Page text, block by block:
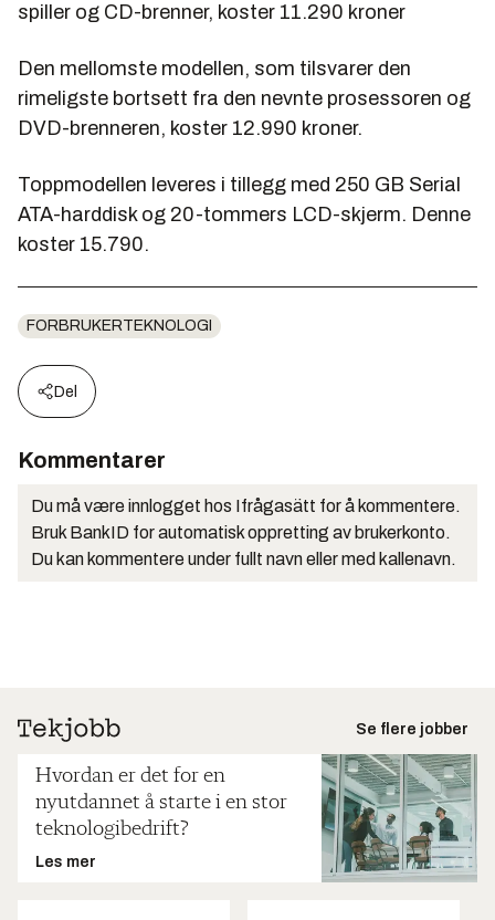
spiller og CD-brenner, koster 11.290 kroner
Den mellomste modellen, som tilsvarer den
rimeligste bortsett fra den nevnte prosessoren og
DVD-brenneren, koster 12.990 kroner.
Toppmodellen leveres i tillegg med 250 GB Serial
ATA-harddisk og 20-tommers LCD-skjerm. Denne
koster 15.790.
FORBRUKERTEKNOLOGI
Del
Kommentarer
Du må være innlogget hos Ifrågasätt for å kommentere.
Bruk BankID for automatisk oppretting av brukerkonto.
Du kan kommentere under fullt navn eller med kallenavn.
Se flere jobber
Hvordan er det for en
nyutdannet å starte i en stor
teknologibedrift?
Les mer